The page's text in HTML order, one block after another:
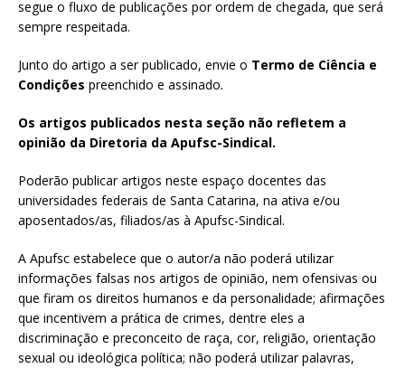
segue o fluxo de publicações por ordem de chegada, que será
sempre respeitada.
Junto do artigo a ser publicado, envie o Termo de Ciência e
Condições preenchido e assinado.
Os artigos publicados nesta seção não refletem a
opinião da Diretoria da Apufsc-Sindical.
Poderão publicar artigos neste espaço docentes das
universidades federais de Santa Catarina, na ativa e/ou
aposentados/as, filiados/as à Apufsc-Sindical.
A Apufsc estabelece que o autor/a não poderá utilizar
informações falsas nos artigos de opinião, nem ofensivas ou
que firam os direitos humanos e da personalidade; afirmações
que incentivem a prática de crimes, dentre eles a
discriminação e preconceito de raça, cor, religião, orientação
sexual ou ideológica política; não poderá utilizar palavras,